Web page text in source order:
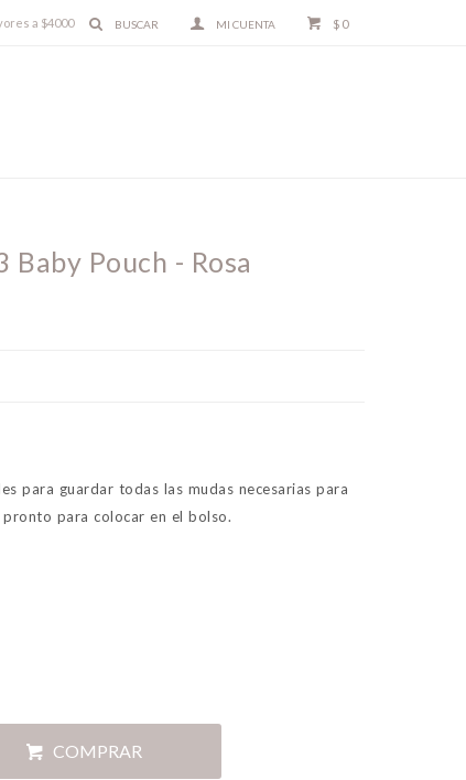
$ 0
a $4000
Pouch - Rosa
para guardar todas las mudas necesarias para
para colocar en el bolso.
COMPRAR